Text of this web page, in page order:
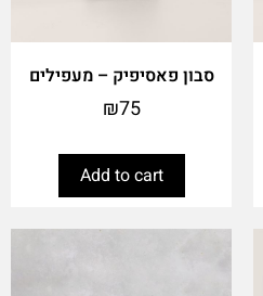
סבון פאסיפיק – מעפילים
₪75
Add to cart